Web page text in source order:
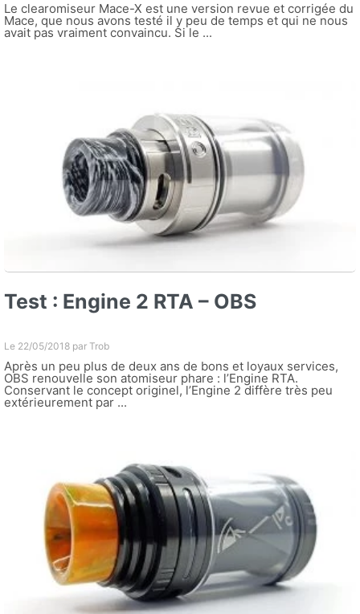
Le clearomiseur Mace-X est une version revue et corrigée du
Mace, que nous avons testé il y peu de temps et qui ne nous
avait pas vraiment convaincu. Si le ...
Test : Engine 2 RTA – OBS
Le 22/05/2018 par Trob
Après un peu plus de deux ans de bons et loyaux services,
OBS renouvelle son atomiseur phare : l’Engine RTA.
Conservant le concept originel, l’Engine 2 diffère très peu
extérieurement par ...